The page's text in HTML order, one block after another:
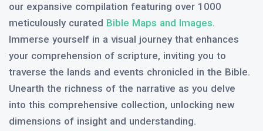
our expansive compilation featuring over 1000
meticulously curated Bible Maps and Images.
Immerse yourself in a visual journey that enhances
your comprehension of scripture, inviting you to
traverse the lands and events chronicled in the Bible.
Unearth the richness of the narrative as you delve
into this comprehensive collection, unlocking new
dimensions of insight and understanding.